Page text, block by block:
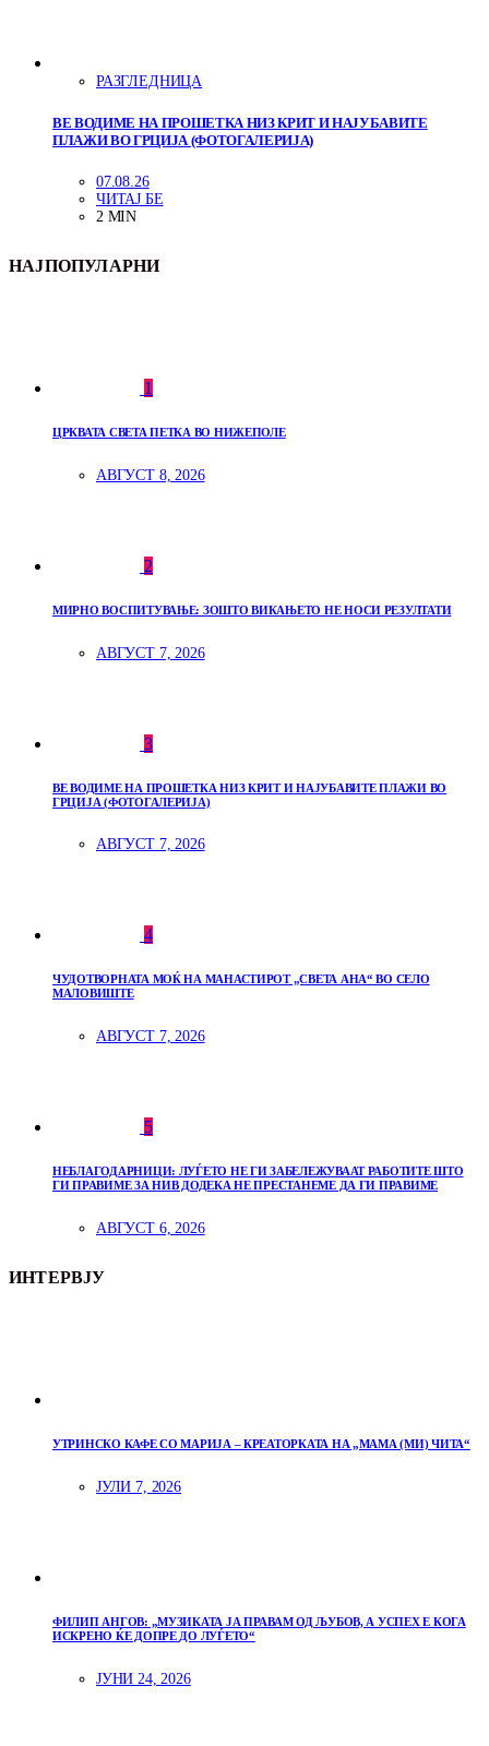
РАЗГЛЕДНИЦА
ВЕ ВОДИМЕ НА ПРОШЕТКА НИЗ КРИТ И НАЈУБАВИТЕ
ПЛАЖИ ВО ГРЦИЈА (ФОТОГАЛЕРИЈА)
07.08.26
ЧИТАЈ БЕ
2 MIN
НАЈПОПУЛАРНИ
1
ЦРКВАТА СВЕТА ПЕТКА ВО НИЖЕПОЛЕ
АВГУСТ 8, 2026
2
МИРНО ВОСПИТУВАЊЕ: ЗОШТО ВИКАЊЕТО НЕ НОСИ РЕЗУЛТАТИ
АВГУСТ 7, 2026
3
ВЕ ВОДИМЕ НА ПРОШЕТКА НИЗ КРИТ И НАЈУБАВИТЕ ПЛАЖИ ВО
ГРЦИЈА (ФОТОГАЛЕРИЈА)
АВГУСТ 7, 2026
4
ЧУДОТВОРНАТА МОЌ НА МАНАСТИРОТ „СВЕТА АНА“ ВО СЕЛО
МАЛОВИШТЕ
АВГУСТ 7, 2026
5
НЕБЛАГОДАРНИЦИ: ЛУЃЕТО НЕ ГИ ЗАБЕЛЕЖУВААТ РАБОТИТЕ ШТО
ГИ ПРАВИМЕ ЗА НИВ ДОДЕКА НЕ ПРЕСТАНЕМЕ ДА ГИ ПРАВИМЕ
АВГУСТ 6, 2026
ИНТЕРВЈУ
УТРИНСКО КАФЕ СО МАРИЈА – КРЕАТОРКАТА НА „МАМА (МИ) ЧИТА“
ЈУЛИ 7, 2026
ФИЛИП АНГОВ: „МУЗИКАТА ЈА ПРАВАМ ОД ЉУБОВ, А УСПЕХ Е КОГА
ИСКРЕНО ЌЕ ДОПРЕ ДО ЛУЃЕТО“
ЈУНИ 24, 2026